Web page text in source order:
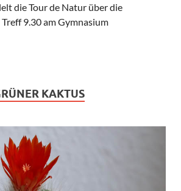
die Tour de Natur über die
9.30 am Gymnasium
KAKTUS